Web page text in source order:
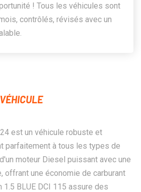
! Tous les véhicules sont
contrôlés, révisés avec un
est un véhicule robuste et
parfaitement à tous les types de
moteur Diesel puissant avec une
offrant une économie de carburant
BLUE DCI 115 assure des